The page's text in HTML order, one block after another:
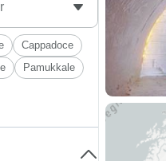
Cappadoce
Pamukkale